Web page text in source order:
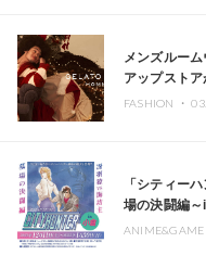
メンズルー
アップスト
FASHION ・
「シティー
場の決闘編
ANIME&GAME